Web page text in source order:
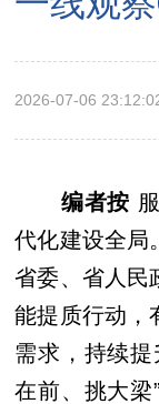
2026-07-06
编者按
代化建设全局
省委、省人民
能提质行动，
需求，持续提
在前、挑大梁